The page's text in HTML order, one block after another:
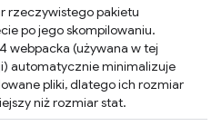
rzeczywistego pakietu
po jego skompilowaniu.
webpacka (używana w tej
automatycznie minimalizuje
pliki, dlatego ich rozmiar
niż rozmiar stat.